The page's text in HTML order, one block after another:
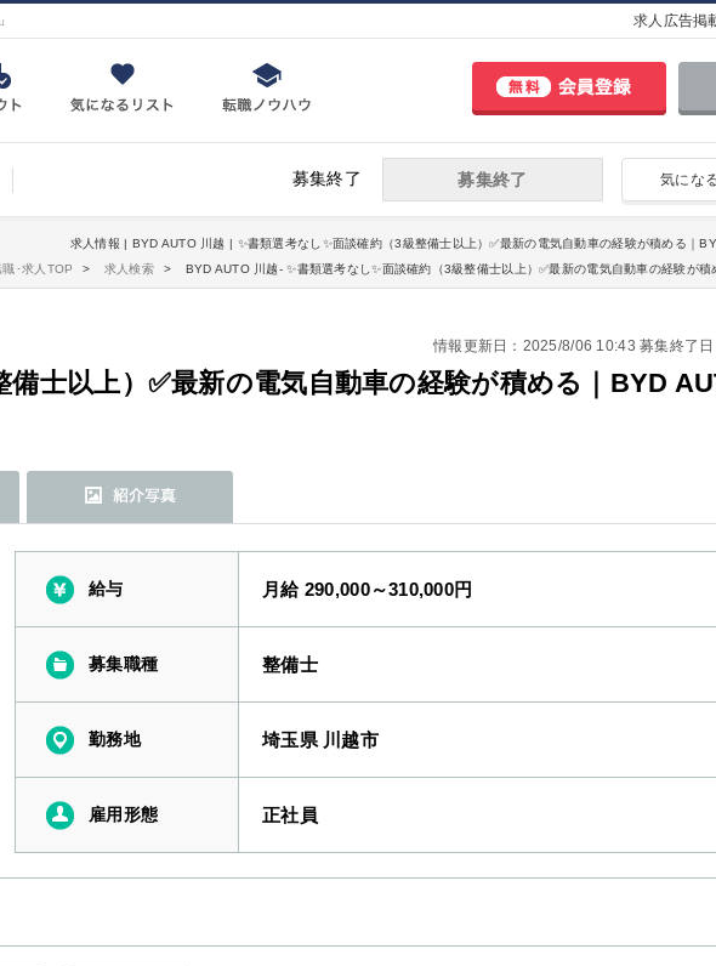
求人広告掲
気にな
募集終了
募集終了
求人情報 | BYD AUTO 川越 | ✨書類選考なし✨面談確約（3級整備士以上）✅最新の電気自動車の経験が積める｜
･求人TOP
求人検索 BYD AUTO 川越- ✨書類選考なし✨面談確約（3級整備士以上）✅最新の電気自動車の経験が
情報更新日：2025/8/06 10:43 募集終了
備士以上）✅最新の電気自動車の経験が積める｜BYD
給与 月給 290,000～310,000円
募集職種 整備士
勤務地 埼玉県 川越市
雇用形態 正社員